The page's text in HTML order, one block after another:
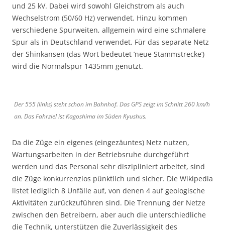
und 25 kV. Dabei wird sowohl Gleichstrom als auch
Wechselstrom (50/60 Hz) verwendet. Hinzu kommen
verschiedene Spurweiten, allgemein wird eine schmalere
Spur als in Deutschland verwendet. Für das separate Netz
der Shinkansen (das Wort bedeutet ’neue Stammstrecke‘)
wird die Normalspur 1435mm genutzt.
Der 555 (links) steht schon im Bahnhof. Das GPS zeigt im Schnitt 260 km/h
an. Das Fahrziel ist Kagoshima im Süden Kyushus.
Da die Züge ein eigenes (eingezäuntes) Netz nutzen,
Wartungsarbeiten in der Betriebsruhe durchgeführt
werden und das Personal sehr diszipliniert arbeitet, sind
die Züge konkurrenzlos pünktlich und sicher. Die Wikipedia
listet lediglich 8 Unfälle auf, von denen 4 auf geologische
Aktivitäten zurückzuführen sind. Die Trennung der Netze
zwischen den Betreibern, aber auch die unterschiedliche
die Technik, unterstützen die Zuverlässigkeit des